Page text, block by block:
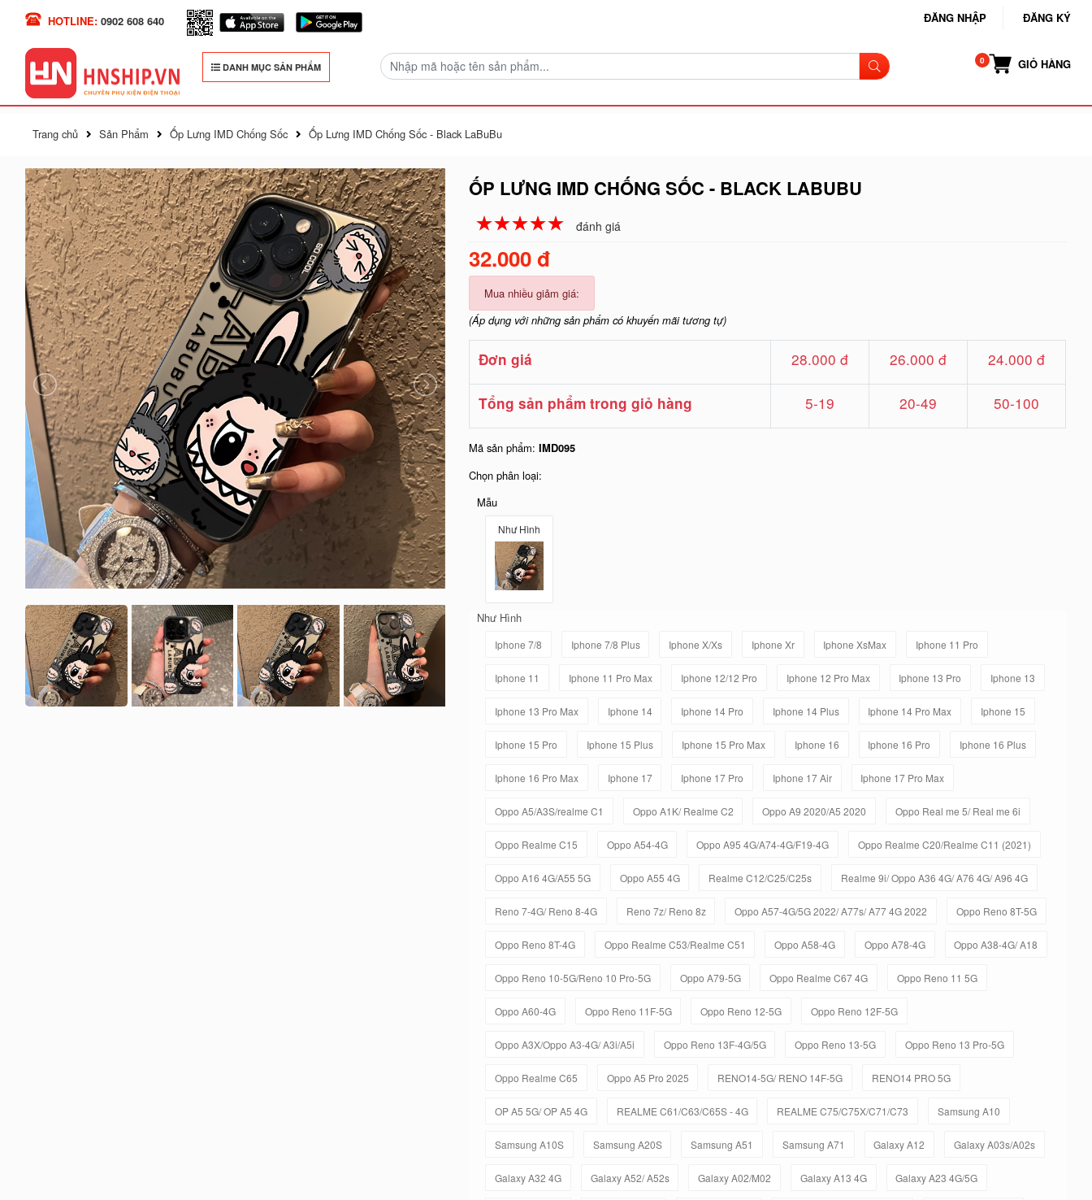
HOTLINE: 0902 608 640 ĐĂNG NHẬP ĐĂNG KÝ
DANH MỤC SẢN PHẨM GIỎ HÀNG
Trang chủ Sản Phẩm Ốp Lưng IMD Chống Sốc Ốp Lưng IMD Chống Sốc - Black LaBuBu
ỐP LƯNG IMD CHỐNG SỐC - BLACK LABUBU
☆☆☆☆☆
★★★★★ đánh giá
32.000 đ
Mua nhiều giảm giá:
(Áp dụng với những sản phẩm có khuyến mãi tương tự)
Đơn giá 28.000 đ 26.000 đ 24.000 đ
Tổng sản phẩm trong giỏ hàng 5-19 20-49 50-100
Mã sản phẩm:IMD095
Chọn phân loại:
Mẫu
Như Hình
Như Hình
Iphone 7/8 Iphone 7/8 Plus Iphone X/Xs Iphone Xr Iphone XsMax Iphone 11 Pro
Iphone 11 Iphone 11 Pro Max Iphone 12/12 Pro Iphone 12 Pro Max Iphone 13 Pro Iphone 13
Iphone 13 Pro Max Iphone 14 Iphone 14 Pro Iphone 14 Plus Iphone 14 Pro Max Iphone 15
Iphone 15 Pro Iphone 15 Plus Iphone 15 Pro Max Iphone 16 Iphone 16 Pro Iphone 16 Plus
Iphone 16 Pro Max Iphone 17 Iphone 17 Pro Iphone 17 Air Iphone 17 Pro Max
Oppo A5/A3S/realme C1 Oppo A1K/ Realme C2 Oppo A9 2020/A5 2020 Oppo Real me 5/ Real me 6i
Oppo Realme C15 Oppo A54-4G Oppo A95 4G/A74-4G/F19-4G Oppo Realme C20/Realme C11 (2021)
Oppo A16 4G/A55 5G Oppo A55 4G Realme C12/C25/C25s Realme 9i/ Oppo A36 4G/ A76 4G/ A96 4G
Reno 7-4G/ Reno 8-4G Reno 7z/ Reno 8z Oppo A57-4G/5G 2022/ A77s/ A77 4G 2022 Oppo Reno 8T-5G
Oppo Reno 8T-4G Oppo Realme C53/Realme C51 Oppo A58-4G Oppo A78-4G Oppo A38-4G/ A18
Oppo Reno 10-5G/Reno 10 Pro-5G Oppo A79-5G Oppo Realme C67 4G Oppo Reno 11 5G
Oppo A60-4G Oppo Reno 11F-5G Oppo Reno 12-5G Oppo Reno 12F-5G
Oppo A3X/Oppo A3-4G/ A3i/A5i Oppo Reno 13F-4G/5G Oppo Reno 13-5G Oppo Reno 13 Pro-5G
Oppo Realme C65 Oppo A5 Pro 2025 RENO14-5G/ RENO 14F-5G RENO14 PRO 5G
OP A5 5G/ OP A5 4G REALME C61/C63/C65S - 4G REALME C75/C75X/C71/C73 Samsung A10
Samsung A10S Samsung A20S Samsung A51 Samsung A71 Galaxy A12 Galaxy A03s/A02s
Galaxy A32 4G Galaxy A52/ A52s Galaxy A02/M02 Galaxy A13 4G Galaxy A23 4G/5G